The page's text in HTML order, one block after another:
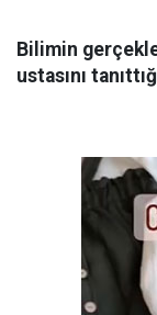
Bilimin
ustasını